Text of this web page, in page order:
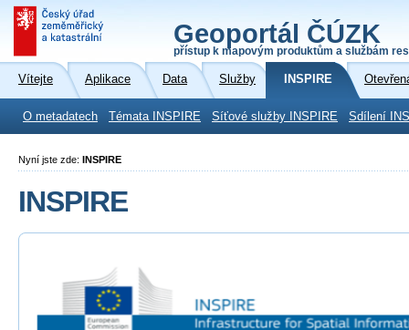
Geoportál ČÚZK
přístup k mapovým produktům a službám
Vítejte Aplikace Data Služby INSPIRE
O metadatech Témata INSPIRE Síťové služby INSPIRE Sdílení
Nyní jste zde: INSPIRE
INSPIRE